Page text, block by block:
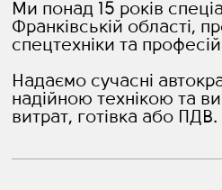
Ми понад 15 років
Франківській області,
спецтехніки та
Надаємо сучасні
надійною технікою та
витрат, готівка або ПДВ.